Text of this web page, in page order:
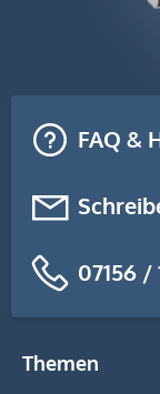
FAQ &
07156 /
Themen